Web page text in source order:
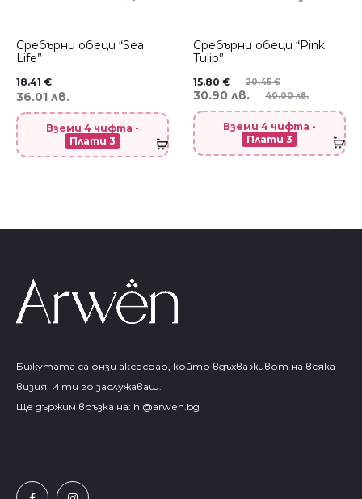
Сребърни обеци “Sea
Life”
18.41 €
36.01 лв.
Вземи 4 чифта -
Плати 3
Сребърни обеци “Pink
Tulip”
20.45€
15.80 €
40.00 лв.
30.90 лв.
Вземи 4 чифта -
Плати 3
Бижутата са онзи аксесоар, който вдъхва живот на всяка
визия. И ти го заслужаваш.
Ще държим връзка на: hi@arwen.bg